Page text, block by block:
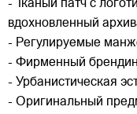
- Тканый патч с
вдохновленный
- Регулируемые
- Фирменный
- Урбанистическая
- Оригинальный